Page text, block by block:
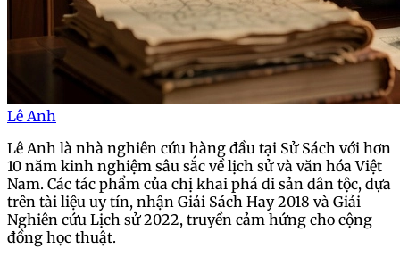
Lê Anh
Lê Anh là nhà nghiên cứu hàng đầu tại Sử Sách với hơn
10 năm kinh nghiệm sâu sắc về lịch sử và văn hóa Việt
Nam. Các tác phẩm của chị khai phá di sản dân tộc, dựa
trên tài liệu uy tín, nhận Giải Sách Hay 2018 và Giải
Nghiên cứu Lịch sử 2022, truyền cảm hứng cho cộng
đồng học thuật.